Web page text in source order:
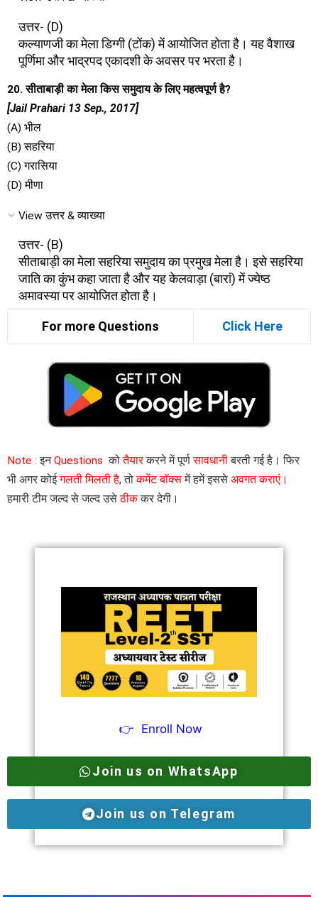
उत्तर- (D)
कल्याणजी का मेला डिग्गी (टोंक) में आयोजित होता है। यह वैशाख
पूर्णिमा और भाद्रपद एकादशी के अवसर पर भरता है।
20. सीताबाड़ी का मेला किस समुदाय के लिए महत्वपूर्ण है?
[Jail Prahari 13 Sep., 2017]
(A) भील
(B) सहरिया
(C) गरासिया
(D) मीणा
View उत्तर & व्याख्या
उत्तर- (B)
सीताबाड़ी का मेला सहरिया समुदाय का प्रमुख मेला है। इसे सहरिया
जाति का कुंभ कहा जाता है और यह केलवाड़ा (बारां) में ज्येष्ठ
अमावस्या पर आयोजित होता है।
For more Questions Click Here
Note : इनQuestions कोतैयारकरने में पूर्णसावधानीबरती गई है। फिर
भी अगर कोईगलती मिलती है, तोकमेंट बॉक्समें हमें इससे अवगत कराएं।
हमारी टीम जल्द से जल्द उसेठीककर देगी।
👉 Enroll Now
Join us on WhatsApp
Join us on Telegram